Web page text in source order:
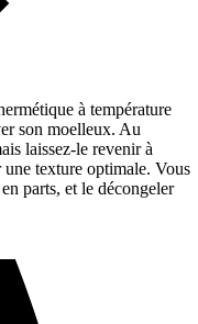
à température
son moelleux. Au
laissez-le revenir à
texture optimale. Vous
parts, et le décongeler